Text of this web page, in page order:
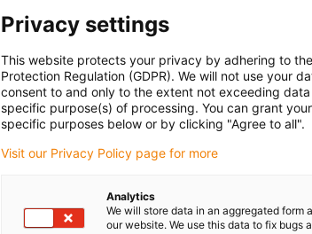
Privacy settings
This website protects your privacy by adhering to
Protection Regulation (GDPR). We will not use your
consent to and only to the extent not exceeding
specific purpose(s) of processing. You can grant
specific purposes below or by clicking "Agree to all".
Visit our Privacy Policy page for more
Analytics
We will store data in an aggregated form
our website. We use this data to fix bugs